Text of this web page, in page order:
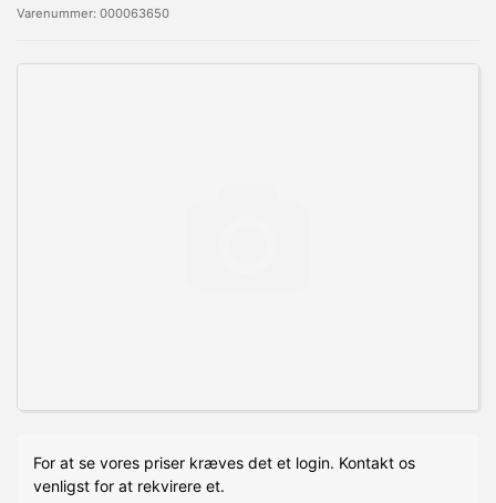
Varenummer: 000063650
For at se vores priser kræves det et login. Kontakt os
venligst for at rekvirere et.